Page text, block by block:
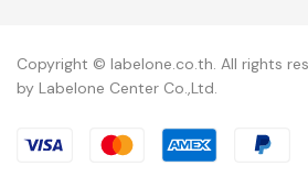
Copyright © labelone.co.th. All rights
by Labelone Center Co.,Ltd.